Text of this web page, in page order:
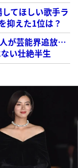
てほしい歌手ラ
抑えた1位は？
が芸能界追放…
い壮絶半生